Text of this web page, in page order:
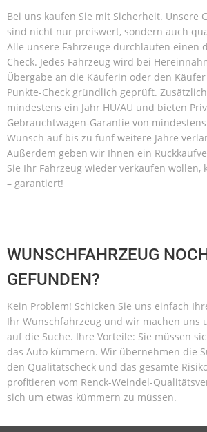
Bei uns kaufen Sie mit Sicherheit. Unsere
sind nicht nur preiswert, sondern auch
Alle unsere Fahrzeuge durchlaufen einen
Check. Jedes Fahrzeug wird bei
Übergabe an die Käuferin oder den
Punkte-Check gründlich geprüft.
mindestens ein Jahr HU/AU und bieten
Gebrauchtwagen-Garantie von
Wunsch auf bis zu fünf weitere Jahre
Außerdem geben wir Ihnen ein
Sie Ihr Fahrzeug wieder verkaufen wollen,
– garantiert!
WUNSCHFAHRZEUG
GEFUNDEN?
Kein Problem! Schicken Sie uns einfach
Ihr Wunschfahrzeug und wir machen uns
auf die Suche. Ihre Vorteile: Sie müssen
das Auto kümmern. Wir übernehmen die
den Qualitätscheck und das gesamte
profitieren vom Renck-Weindel-
sich um etwas kümmern zu müssen.